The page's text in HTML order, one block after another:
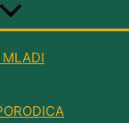
MENU